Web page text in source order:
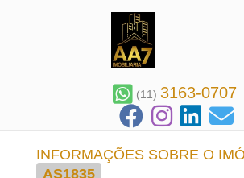
(11) 3163-0707
INFORMAÇÕES SOBRE O
AS1835